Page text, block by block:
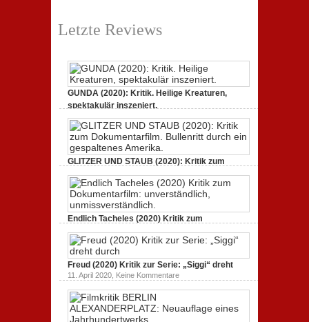
Letzte Reviews
GUNDA (2020): Kritik. Heilige Kreaturen,
spektakulär inszeniert.
GUNDA
(2020):
Kritik.
Kreaturen,
spektakulär
GLITZER UND STAUB (2020): Kritik zum
Dokumentarfilm.
3. Oktober 2020,Keine Kommentare zu
GLITZER
UND
(2020):
Kritik
zum
Dokumentarfilm.
durch
ein
Amerika.
Endlich Tacheles (2020) Kritik zum
Dokumentarfilm: unverständlich,
19. Mai 2020,Keine Kommentarezu
Tacheles
(2020)
Kritik
zum
Dokumentarfilm:
unmissverständlich.
Freud (2020) Kritik zur Serie: „Siggi“ dreht
11. April 2020, Keine Kommentarezu
Freud
(2020)
zur